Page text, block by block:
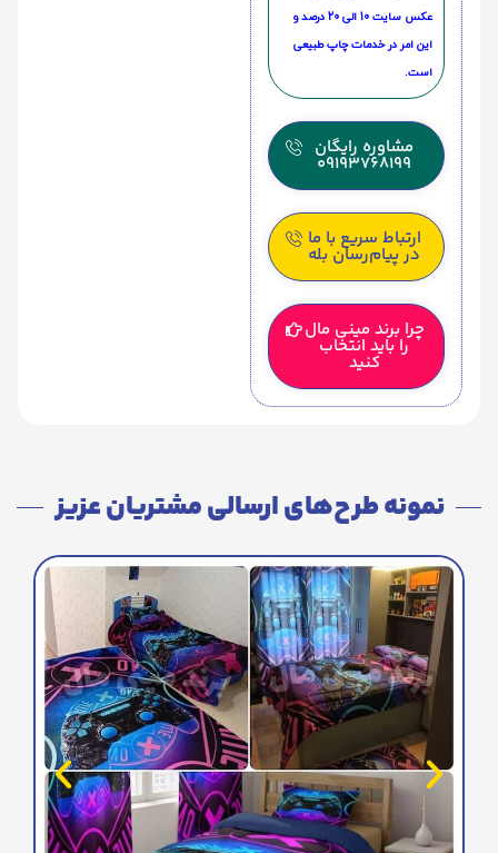
عکس سایت 10 الی 20 درصد و
این امر در خدمات چاپ طبیعی
است.
مشاوره رایگان
09193768199
ارتباط سریع با ما
در پیام‌رسان بله
چرا برند مینی مال
را باید انتخاب
کنید
نمونه طرح‌های ارسالی مشتریان عزیز